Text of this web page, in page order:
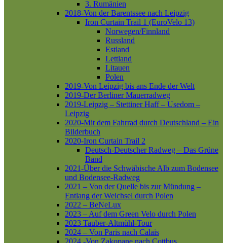
3. Rumänien
2018-Von der Barentssee nach Leipzig
Iron Curtain Trail 1 (EuroVelo 13)
Norwegen/Finnland
Russland
Estland
Lettland
Litauen
Polen
2019-Von Leipzig bis ans Ende der Welt
2019-Der Berliner Mauerradweg
2019-Leipzig – Stettiner Haff – Usedom –
Leipzig
2020-Mit dem Fahrrad durch Deutschland – Ein
Bilderbuch
2020-Iron Curtain Trail 2
Deutsch-Deutscher Radweg – Das Grüne
Band
2021-Über die Schwäbische Alb zum Bodensee
und Bodensee-Radweg
2021 – Von der Quelle bis zur Mündung –
Entlang der Weichsel durch Polen
2022 – BeNeLux
2023 – Auf dem Green Velo durch Polen
2023 Tauber-Altmühl-Tour
2024 – Von Paris nach Calais
2024 -Von Zakopane nach Cottbus